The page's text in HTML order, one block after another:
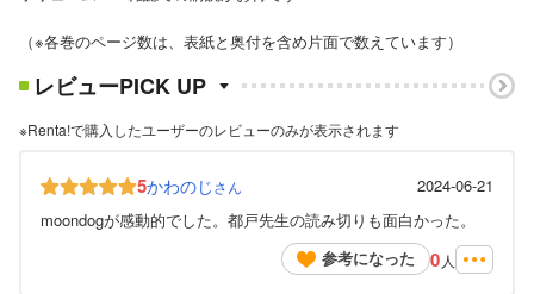
（※各巻のページ数は、表紙と奥付を含め片面で数えています）
レビューPICK UP
※Renta!で購入したユーザーのレビューのみが表示されます
5かわのじさん
2024-06-21
moondogが感動的でした。都戸先生の読み切りも面白かった。
参考になった
0 人